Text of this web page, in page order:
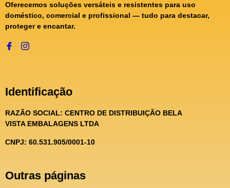
Oferecemos soluções versáteis e resistentes para uso
doméstico, comercial e profissional — tudo para destacar,
proteger e encantar.
Identificação
RAZÃO SOCIAL: CENTRO DE DISTRIBUIÇÃO BELA
VISTA EMBALAGENS LTDA
CNPJ: 60.531.905/0001-10
Outras páginas